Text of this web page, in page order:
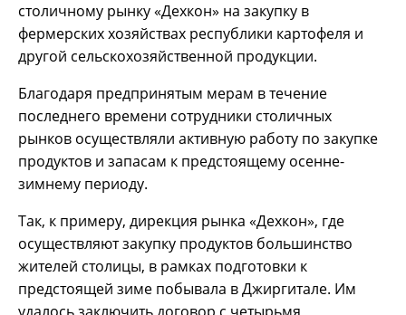
столичному рынку «Дехкон» на закупку в
фермерских хозяйствах республики картофеля и
другой сельскохозяйственной продукции.
Благодаря предпринятым мерам в течение
последнего времени сотрудники столичных
рынков осуществляли активную работу по закупке
продуктов и запасам к предстоящему осенне-
зимнему периоду.
Так, к примеру, дирекция рынка «Дехкон», где
осуществляют закупку продуктов большинство
жителей столицы, в рамках подготовки к
предстоящей зиме побывала в Джиргитале. Им